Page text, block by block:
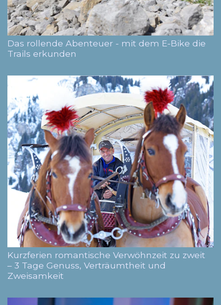
Das rollende Abenteuer - mit dem E-Bike die
Trails erkunden
Kurzferien romantische Verwöhnzeit zu zweit
– 3 Tage Genuss, Verträumtheit und
Zweisamkeit